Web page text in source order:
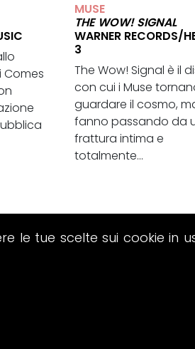
Comes
MUSE
THE WOW! SIGNAL
WARNER RECORDS/
3
The Wow! Signal è il
con cui i Muse
guardare il cosmo,
fanno passando da
frattura intima e
totalmente...
le tue scelte sui cookie in